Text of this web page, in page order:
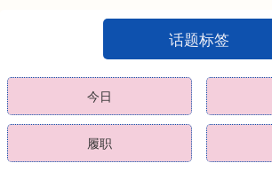
话题标签
今日
履职